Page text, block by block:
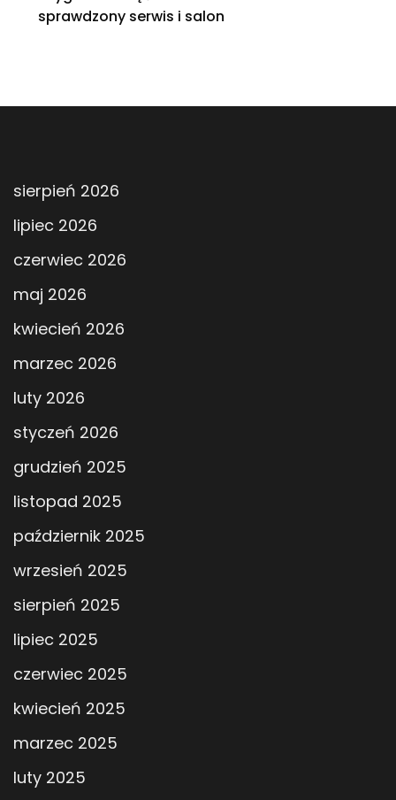
sprawdzony serwis i salon
sierpień 2026
lipiec 2026
czerwiec 2026
maj 2026
kwiecień 2026
marzec 2026
luty 2026
styczeń 2026
grudzień 2025
listopad 2025
październik 2025
wrzesień 2025
sierpień 2025
lipiec 2025
czerwiec 2025
kwiecień 2025
marzec 2025
luty 2025